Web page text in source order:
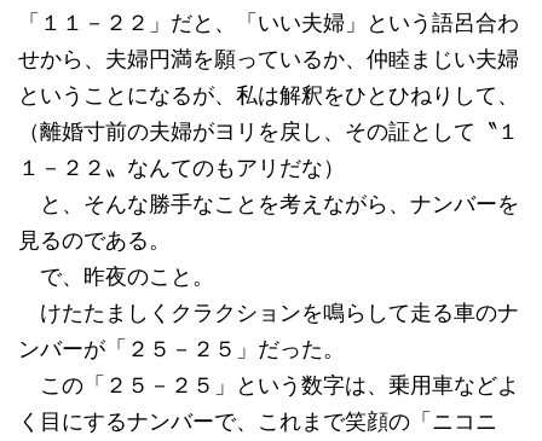
「１１－２２」だと、「いい夫婦」という語呂合わ
せから、夫婦円満を願っているか、仲睦まじい夫婦
ということになるが、私は解釈をひとひねりして、
（離婚寸前の夫婦がヨリを戻し、その証として〝１
１－２２〟なんてのもアリだな）
と、そんな勝手なことを考えながら、ナンバーを
見るのである。
で、昨夜のこと。
けたたましくクラクションを鳴らして走る車のナ
ンバーが「２５－２５」だった。
この「２５－２５」という数字は、乗用車などよ
く目にするナンバーで、これまで笑顔の「ニコニ